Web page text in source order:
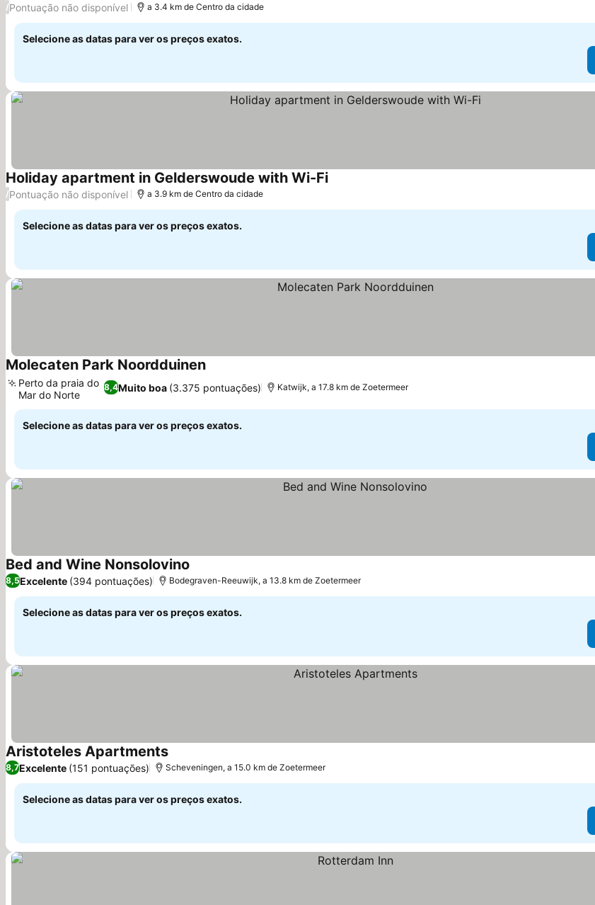
/Pontuação não disponível a 3.4 km de Centro da cidade
Selecione as datas para ver os preços exatos.
Holiday apartment in Gelderswoude with Wi-Fi
/Pontuação não disponível a 3.9 km de Centro da cidade
Selecione as datas para ver os preços exatos.
Molecaten Park Noordduinen
8,4Muito boa (3.375 pontuações)
Perto da praia do
Mar do Norte
Katwijk, a 17.8 km de Zoetermeer
Selecione as datas para ver os preços exatos.
Bed and Wine Nonsolovino
8,5Excelente (394 pontuações) Bodegraven-Reeuwijk, a 13.8 km de Zoetermeer
Selecione as datas para ver os preços exatos.
Aristoteles Apartments
8,7Excelente (151 pontuações) Scheveningen, a 15.0 km de Zoetermeer
Selecione as datas para ver os preços exatos.